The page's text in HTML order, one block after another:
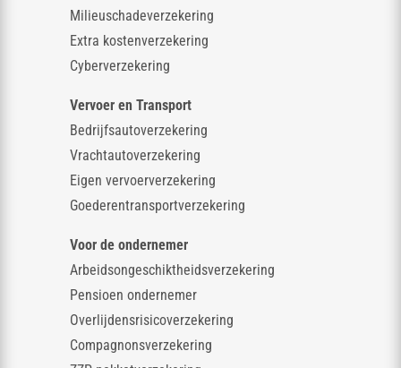
Milieuschadeverzekering
Extra kostenverzekering
Cyberverzekering
Vervoer en Transport
Bedrijfsautoverzekering
Vrachtautoverzekering
Eigen vervoerverzekering
Goederentransportverzekering
Voor de ondernemer
Arbeidsongeschiktheidsverzekering
Pensioen ondernemer
Overlijdensrisicoverzekering
Compagnonsverzekering